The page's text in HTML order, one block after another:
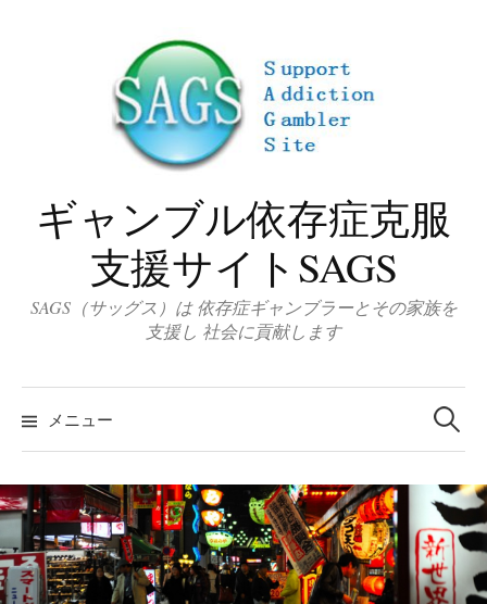
ギャンブル依存症克服
支援サイトSAGS
SAGS（サッグス）は 依存症ギャンブラーとその家族を
支援し 社会に貢献します
メニュー 索